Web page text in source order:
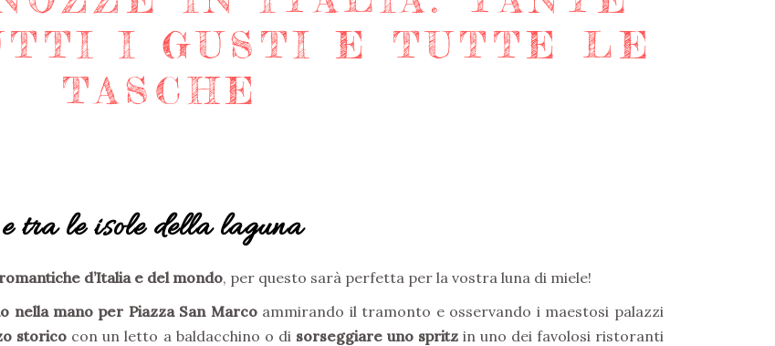
I GUSTI E TUTTE LE
TASCHE
tra le isole della laguna
d’Italia e del mondo, per questo sarà perfetta per la vostra luna di miele!
nella mano per Piazza San Marcoammirando il tramonto e osservando i maestosi palazzi
storico con un letto a baldacchino o di sorseggiare uno spritzin uno dei favolosi ristoranti